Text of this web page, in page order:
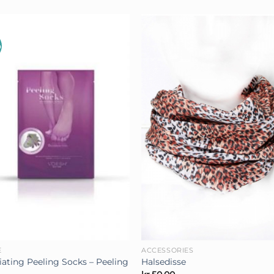
Peeling Socks – Peeling
ACCESSORIES
Halsedisse